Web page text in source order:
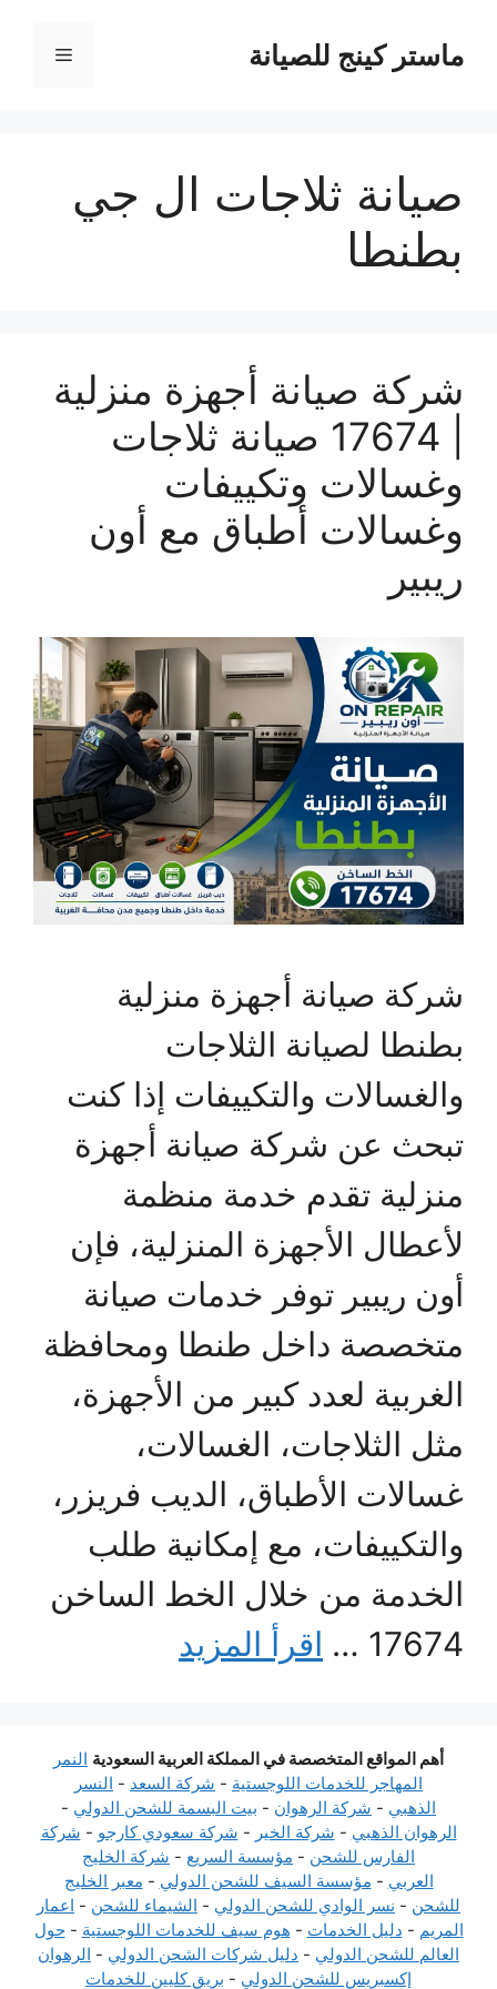
المحتوىماستر كينج للصيانة القائمة
صيانة ثلاجات ال جي
بطنطا
شركة صيانة أجهزة منزلية
| 17674 صيانة ثلاجات
وغسالات وتكييفات
وغسالات أطباق مع أون
ريبير
شركة صيانة أجهزة منزلية
بطنطا لصيانة الثلاجات
والغسالات والتكييفات إذا كنت
تبحث عن شركة صيانة أجهزة
منزلية تقدم خدمة منظمة
لأعطال الأجهزة المنزلية، فإن
أون ريبير توفر خدمات صيانة
متخصصة داخل طنطا ومحافظة
الغربية لعدد كبير من الأجهزة،
مثل الثلاجات، الغسالات،
غسالات الأطباق، الديب فريزر،
والتكييفات، مع إمكانية طلب
الخدمة من خلال الخط الساخن
17674 …
اقرأ المزيد
أهم المواقع المتخصصة في المملكة العربية السعودية النمر
المهاجر للخدمات اللوجستية - شركة السعد - النسر
الذهبي - شركة الرهوان - بيت البسمة للشحن الدولي -
الرهوان الذهبي - شركة الخير - شركة سعودي كارجو - شركة
الفارس للشحن - مؤسسة السريع - شركة الخليج
العربي - مؤسسة السيف للشحن الدولي - معبر الخليج
للشحن - نسر الوادي للشحن الدولي - الشيماء للشحن - اعمار
المريم - دليل الخدمات - هوم سيف للخدمات اللوجستية -حول
العالم للشحن الدولي - دليل شركات الشحن الدولي - الرهوان
إكسبريس للشحن الدولي - بريق كليين للخدمات